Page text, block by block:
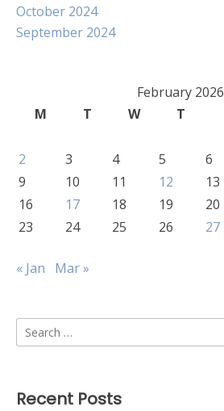
October 2024
September 2024
February 2026
M
T W T
2
3 4 5 6
9
10 11 12 13
16
17 18 19 20
23
24 25 26 27
« Jan Mar »
Search
for:
Recent Posts